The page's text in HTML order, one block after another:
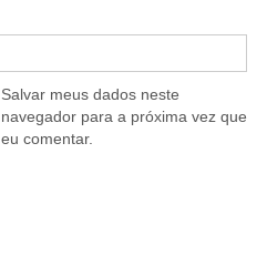
Salvar meus dados neste
navegador para a próxima vez que
eu comentar.